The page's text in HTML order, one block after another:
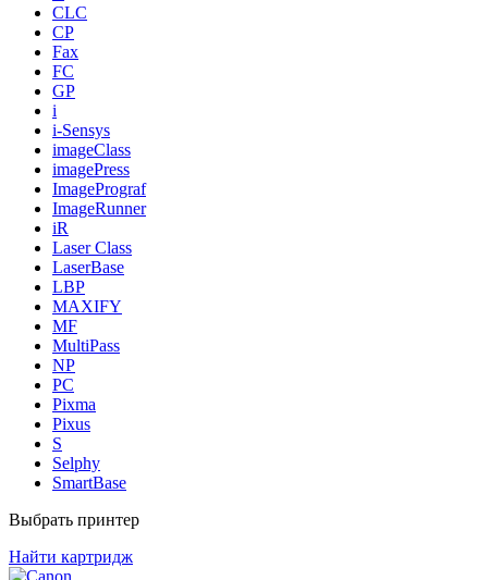
CLC
CP
Fax
FC
GP
i
i-Sensys
imageClass
imagePress
ImagePrograf
ImageRunner
iR
Laser Class
LaserBase
LBP
MAXIFY
MF
MultiPass
NP
PC
Pixma
Pixus
S
Selphy
SmartBase
Выбрать принтер
Найти картридж